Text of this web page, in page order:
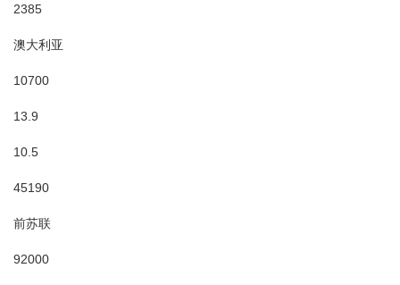
2385
澳大利亚
10700
13.9
10.5
45190
前苏联
92000